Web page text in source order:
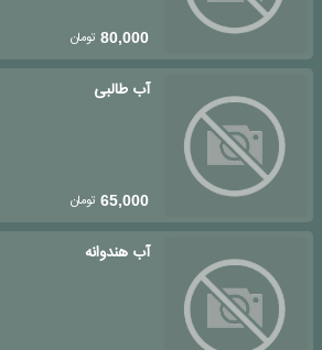
80,000 تومان
آب طالبی
65,000 تومان
آب هندوانه